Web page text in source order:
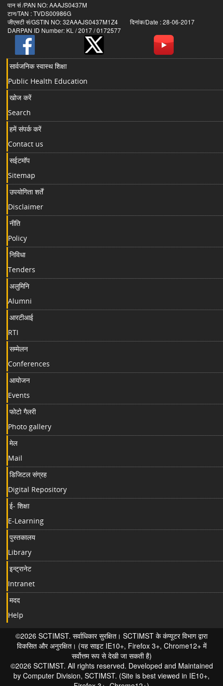
पान सं /PAN NO: AAAJS0437M
टान/TAN : TVDS00986G
जीएसटी सं/GSTIN NO: 32AAAJS0437M1Z4 दिनांक/Date : 28-06-2017
DARPAN ID Number: KL / 2017 / 0172577
सार्वजनिक स्वास्थ शिक्षा
Public Health Education
खोज करें
Search
हमें संपर्क करें
Contact us
सईटमॉप
Sitemap
उपयोगिता शर्तें
Disclaimer
नीति
Policy
निविधा
Tenders
अलुमिनि
Alumni
आरटीआई
RTI
सम्मेलन
Conferences
आयोजन
Events
फोटो गैलरी
Photo gallery
मेल
Mail
डिजिटल संग्रह
Digital Repository
ई- शिक्षा
E-Learning
पुस्तकालय
Library
इन्ट्रानेट
Intranet
मदद
Help
©2026 SCTIMST. सर्वाधिकार सुरक्षित। SCTIMST के कंप्यूटर विभाग द्वारा
विकसित और अनुरक्षित। (यह साइट IE10+, Firefox 3+, Chrome12+ में
सर्वोत्तम रूप से देखी जा सकती है)
©2026 SCTIMST. All rights reserved. Developed and Maintained
by Computer Division, SCTIMST. (Site is best viewed in IE10+,